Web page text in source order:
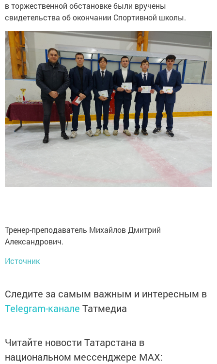
в торжественной обстановке были вручены
свидетельства об окончании Спортивной школы.
Тренер-преподаватель Михайлов Дмитрий
Александрович.
Источник
Следите за самым важным и интересным в
Telegram-канале Татмедиа
Читайте новости Татарстана в
национальном мессенджере MАХ: